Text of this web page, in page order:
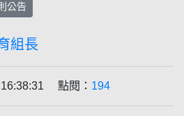
公告
組長
16:38:31 點閱： 194